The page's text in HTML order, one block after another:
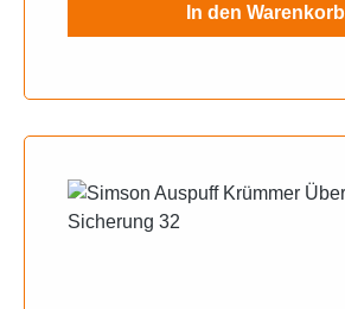
In den Warenkorb